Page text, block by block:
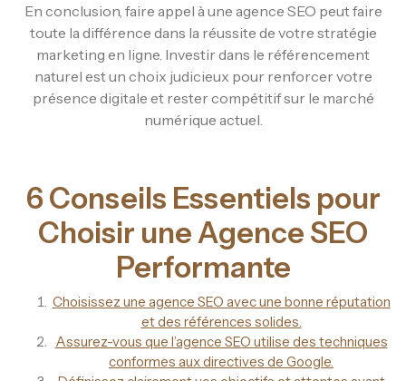
En conclusion, faire appel à une agence SEO peut faire
toute la différence dans la réussite de votre stratégie
marketing en ligne. Investir dans le référencement
naturel est un choix judicieux pour renforcer votre
présence digitale et rester compétitif sur le marché
numérique actuel.
6 Conseils Essentiels pour
Choisir une Agence SEO
Performante
Choisissez une agence SEO avec une bonne réputation
et des références solides.
Assurez-vous que l’agence SEO utilise des techniques
conformes aux directives de Google.